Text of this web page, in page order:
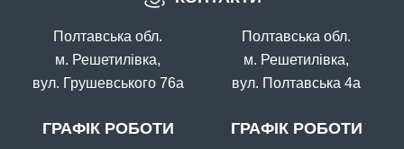
Полтавська обл.
м. Решетилівка,
вул. Грушевського 76а
ГРАФІК РОБОТИ
Полтавська обл.
м. Решетилівка,
вул. Полтавська 4а
ГРАФІК РОБОТИ